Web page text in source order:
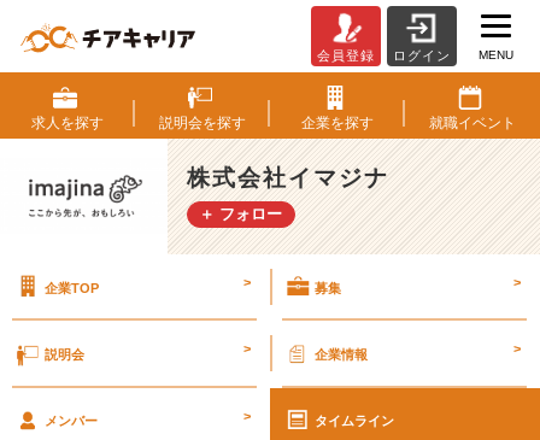
ょ
っ
と
し
た
変
象
わ
会員登録 ログイン MENU
求人を探す 説明会を探す 企業を探す 就職イベント
株式会社イマジナ
＋ フォロー
企業TOP > 募集 >
説明会 > 企業情報 >
メンバー > タイムライン